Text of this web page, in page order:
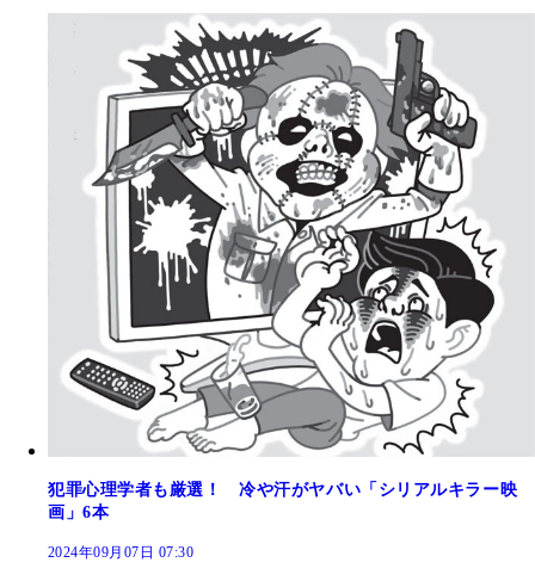
犯罪心理学者も厳選！ 冷や汗がヤバい「シリアルキラー映
画」6本
2024年09月07日 07:30